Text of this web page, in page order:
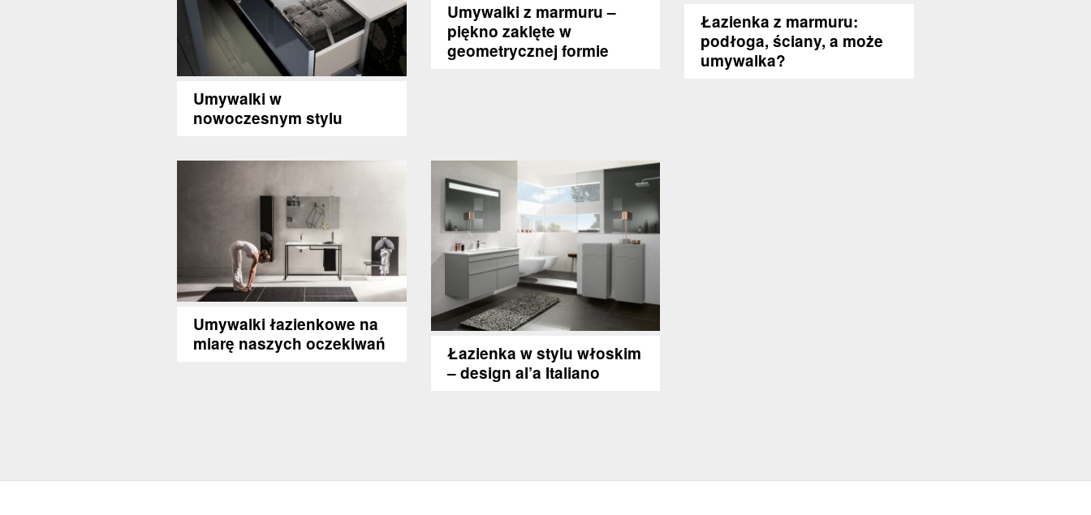
Umywalki w
nowoczesnym stylu
Umywalki z marmuru –
piękno zaklęte w
geometrycznej formie
Łazienka z marmuru:
podłoga, ściany, a może
umywalka?
Umywalki łazienkowe na
miarę naszych oczekiwań
Łazienka w stylu włoskim
– design al’a Italiano